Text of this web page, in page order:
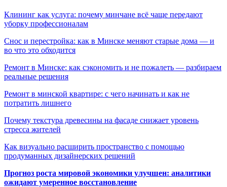
Клининг как услуга: почему минчане всё чаще передают
уборку профессионалам
Снос и перестройка: как в Минске меняют старые дома — и
во что это обходится
Ремонт в Минске: как сэкономить и не пожалеть — разбираем
реальные решения
Ремонт в минской квартире: с чего начинать и как не
потратить лишнего
Почему текстура древесины на фасаде снижает уровень
стресса жителей
Как визуально расширить пространство с помощью
продуманных дизайнерских решений
Прогноз роста мировой экономики улучшен: аналитики
ожидают умеренное восстановление